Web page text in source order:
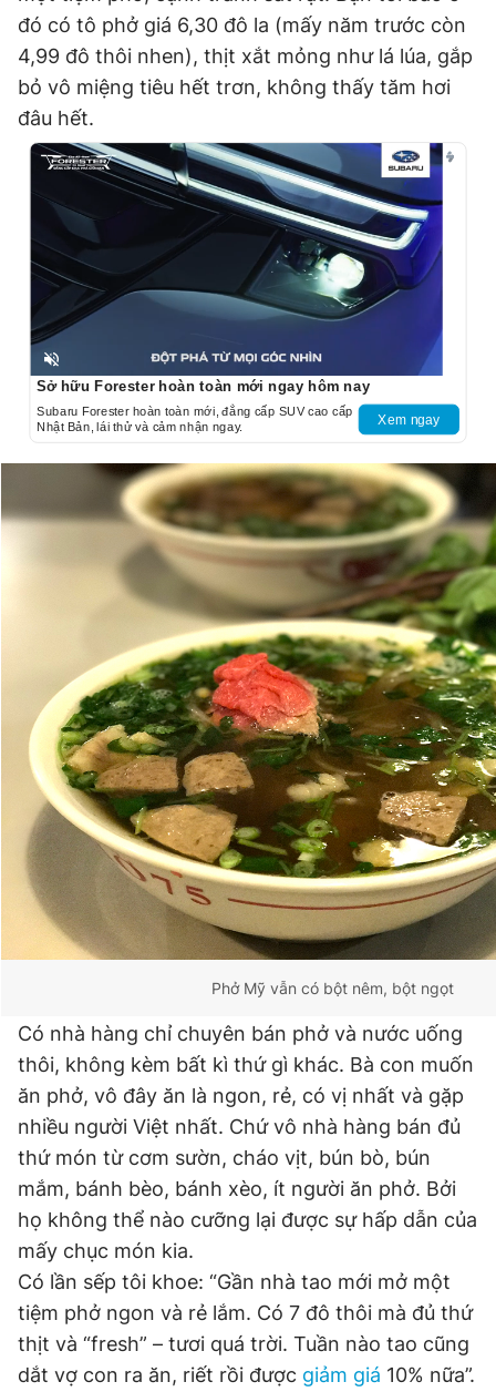
đó có tô phở giá 6,30 đô la (mấy năm trước còn
4,99 đô thôi nhen), thịt xắt mỏng như lá lúa, gắp
bỏ vô miệng tiêu hết trơn, không thấy tăm hơi
đâu hết.
Unmute
Sở hữu Forester hoàn toàn mới ngay hôm nay
Subaru Forester hoàn toàn mới, đẳng cấp SUV cao cấp
Nhật Bản, lái thử và cảm nhận ngay.
Xem ngay
Phở Mỹ vẫn có bột nêm, bột ngọt
Có nhà hàng chỉ chuyên bán phở và nước uống
thôi, không kèm bất kì thứ gì khác. Bà con muốn
ăn phở, vô đây ăn là ngon, rẻ, có vị nhất và gặp
nhiều người Việt nhất. Chứ vô nhà hàng bán đủ
thứ món từ cơm sườn, cháo vịt, bún bò, bún
mắm, bánh bèo, bánh xèo, ít người ăn phở. Bởi
họ không thể nào cưỡng lại được sự hấp dẫn của
mấy chục món kia.
Có lần sếp tôi khoe: “Gần nhà tao mới mở một
tiệm phở ngon và rẻ lắm. Có 7 đô thôi mà đủ thứ
thịt và “fresh” – tươi quá trời. Tuần nào tao cũng
dắt vợ con ra ăn, riết rồi được giảm giá 10% nữa”.